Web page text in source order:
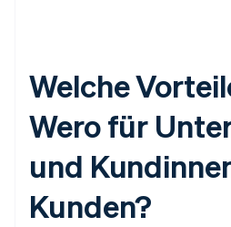
Welche
Wero für
und
Kunden?